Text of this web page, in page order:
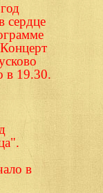
сердце
в 19.30.
в